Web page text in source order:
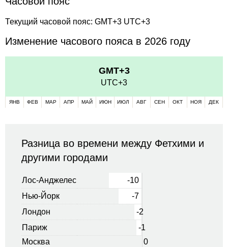
Текущий часовой пояс: GMT+3 UTC+3
Изменение часового пояса в 2026 году
GMT+3
UTC+3
ЯНВ ФЕВ МАР АПР МАЙ ИЮН ИЮЛ АВГ СЕН ОКТ НОЯ ДЕК
Разница во времени между Фетхими и
другими городами
Лос-Анджелес
-10
Нью-Йорк
-7
Лондон
-2
Париж
-1
Москва
0